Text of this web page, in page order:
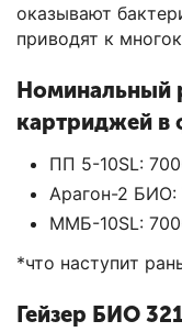
оказывают
приводят к
Номинальный
картриджей в
ПП 5-10SL:
Арагон-2 БИО:
ММБ-10SL:
*что наступит
Гейзер БИО